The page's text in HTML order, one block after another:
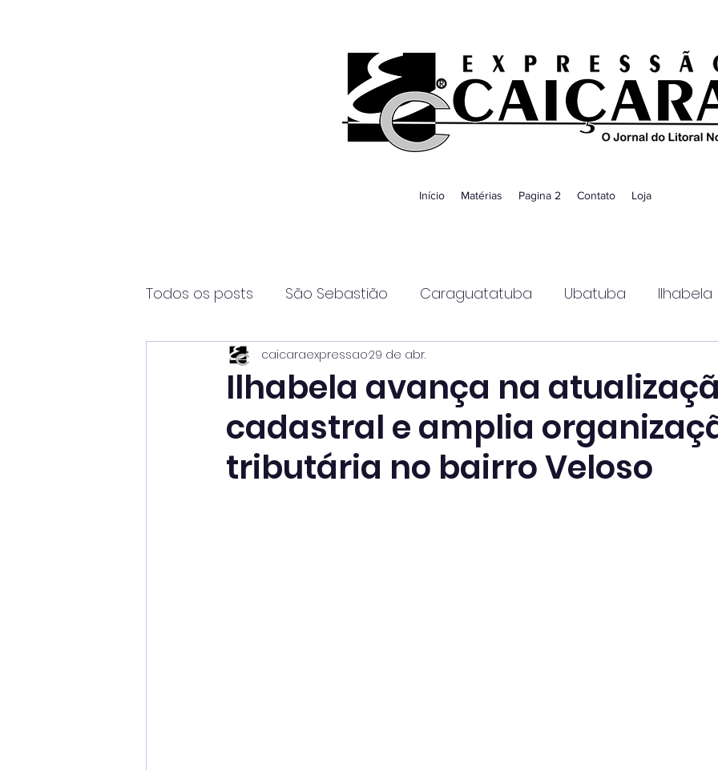
Início Matérias Pagina 2 Contato Loja
Todos os posts São Sebastião Caraguatatuba Ubatuba Ilhabela
Página2 Itanhaém Guaratinguetá
Ilhabela avança na
cadastral e amplia
tributária no bairro Veloso
caicaraexpressao29 de abr.